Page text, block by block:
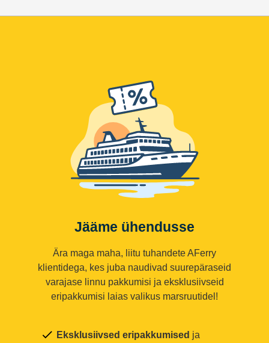
Jääme ühendusse
Ära maga maha, liitu tuhandete AFerry
klientidega, kes juba naudivad suurepäraseid
varajase linnu pakkumisi ja eksklusiivseid
eripakkumisi laias valikus marsruutidel!
Eksklusiivsed eripakkumised ja